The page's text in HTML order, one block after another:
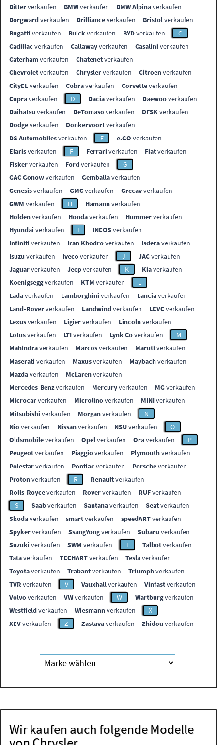
Bitterverkaufen BMWverkaufen BMW Alpinaverkaufen
Borgwardverkaufen Brillianceverkaufen Bristolverkaufen
Bugatti verkaufen Buickverkaufen BYDverkaufen
C
Cadillac verkaufen Callawayverkaufen Casalini verkaufen
Caterhamverkaufen Chatenetverkaufen
Chevroletverkaufen Chryslerverkaufen Citroenverkaufen
CityELverkaufen Cobraverkaufen Corvetteverkaufen
Cupraverkaufen D Daciaverkaufen Daewooverkaufen
Daihatsu verkaufen DeTomasoverkaufen DFSKverkaufen
Dodgeverkaufen Donkervoortverkaufen
DS Automobilesverkaufen E e.GO verkaufen
Elarisverkaufen F Ferrari verkaufen Fiatverkaufen
Fiskerverkaufen Fordverkaufen
G
GAC Gonowverkaufen Gemballaverkaufen
Genesisverkaufen GMCverkaufen Grecavverkaufen
GWM verkaufen H Hamannverkaufen
Holdenverkaufen Hondaverkaufen Hummerverkaufen
Hyundai verkaufen I INEOSverkaufen
Infiniti verkaufen Iran Khodroverkaufen Isderaverkaufen
Isuzu verkaufen Ivecoverkaufen J JACverkaufen
Jaguarverkaufen Jeepverkaufen K Kiaverkaufen
Koenigseggverkaufen KTM verkaufen
L
Ladaverkaufen Lamborghini verkaufen Lanciaverkaufen
Land-Roververkaufen Landwindverkaufen LEVCverkaufen
Lexusverkaufen Ligierverkaufen Lincolnverkaufen
Lotusverkaufen LTIverkaufen Lynk Coverkaufen
M
Mahindraverkaufen Marcosverkaufen Maruti verkaufen
Maserati verkaufen Maxusverkaufen Maybachverkaufen
Mazdaverkaufen McLarenverkaufen
Mercedes-Benzverkaufen Mercuryverkaufen MGverkaufen
Microcarverkaufen Microlinoverkaufen MINIverkaufen
Mitsubishi verkaufen Morganverkaufen
N
Nioverkaufen Nissanverkaufen NSUverkaufen
O
Oldsmobileverkaufen Opelverkaufen Oraverkaufen
P
Peugeotverkaufen Piaggioverkaufen Plymouthverkaufen
Polestarverkaufen Pontiac verkaufen Porscheverkaufen
Protonverkaufen R Renaultverkaufen
Rolls-Royceverkaufen Roververkaufen RUFverkaufen
S
Saabverkaufen Santanaverkaufen Seatverkaufen
Skodaverkaufen smartverkaufen speedARTverkaufen
Spykerverkaufen SsangYongverkaufen Subaru verkaufen
Suzuki verkaufen SWM verkaufen T Talbotverkaufen
Tataverkaufen TECHARTverkaufen Teslaverkaufen
Toyotaverkaufen Trabantverkaufen Triumphverkaufen
TVR verkaufen V Vauxhallverkaufen Vinfastverkaufen
Volvoverkaufen VWverkaufen W Wartburgverkaufen
Westfieldverkaufen Wiesmannverkaufen
X
XEVverkaufen Z Zastavaverkaufen Zhidou verkaufen
Wir kaufen auch folgende Modelle